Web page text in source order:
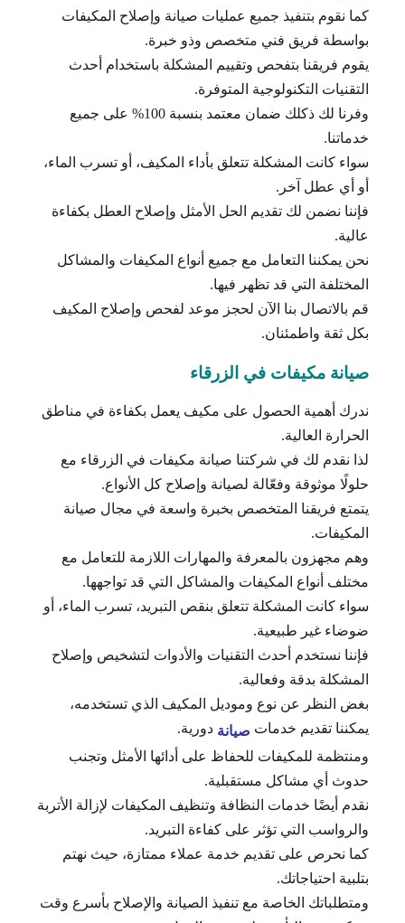
كما نقوم بتنفيذ جميع عمليات صيانة وإصلاح المكيفات
بواسطة فريق فني متخصص وذو خبرة.
يقوم فريقنا بتفحص وتقييم المشكلة باستخدام أحدث
التقنيات التكنولوجية المتوفرة.
وفرنا لك ذكلك ضمان معتمد بنسبة 100% على جميع
خدماتنا.
سواء كانت المشكلة تتعلق بأداء المكيف، أو تسرب الماء،
أو أي عطل آخر.
فإننا نضمن لك تقديم الحل الأمثل وإصلاح العطل بكفاءة
عالية.
نحن يمكننا التعامل مع جميع أنواع المكيفات والمشاكل
المختلفة التي قد تظهر فيها.
قم بالاتصال بنا الآن لحجز موعد لفحص وإصلاح المكيف
بكل ثقة واطمئنان.
صيانة مكيفات في الزرقاء
ندرك أهمية الحصول على مكيف يعمل بكفاءة في مناطق
الحرارة العالية.
لذا نقدم لك في شركتنا صيانة مكيفات في الزرقاء مع
حلولًا موثوقة وفعّالة لصيانة وإصلاح كل الأنواع.
يتمتع فريقنا المتخصص بخبرة واسعة في مجال صيانة
المكيفات.
وهم مجهزون بالمعرفة والمهارات اللازمة للتعامل مع
مختلف أنواع المكيفات والمشاكل التي قد تواجهها.
سواء كانت المشكلة تتعلق بنقص التبريد، تسرب الماء، أو
ضوضاء غير طبيعية.
فإننا نستخدم أحدث التقنيات والأدوات لتشخيص وإصلاح
المشكلة بدقة وفعالية.
بغض النظر عن نوع وموديل المكيف الذي تستخدمه،
يمكننا تقديم خدمات صيانة دورية.
ومنتظمة للمكيفات للحفاظ على أدائها الأمثل وتجنب
حدوث أي مشاكل مستقبلية.
نقدم أيضًا خدمات النظافة وتنظيف المكيفات لإزالة الأتربة
والرواسب التي تؤثر على كفاءة التبريد.
كما نحرص على تقديم خدمة عملاء ممتازة، حيث نهتم
بتلبية احتياجاتك.
ومتطلباتك الخاصة مع تنفيذ الصيانة والإصلاح بأسرع وقت